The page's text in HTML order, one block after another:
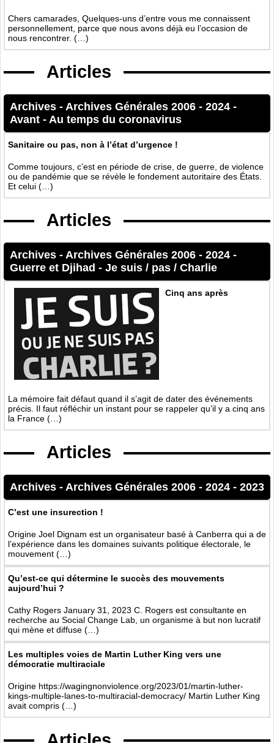
Chers camarades, Quelques-uns d’entre vous me connaissent
personnellement, parce que nous avons déjà eu l’occasion de
nous rencontrer. (…)
Articles
Archives - Archives Générales 2006 - 2024 -
Avant - Au temps du coronavirus
Sanitaire ou pas, non à l’état d’urgence !
Comme toujours, c’est en période de crise, de guerre, de violence
ou de pandémie que se révèle le fondement autoritaire des États.
Et celui (…)
Articles
Archives - Archives Générales 2006 - 2024 -
Guerre et Djihad - Je suis / pas / Charlie
Cinq ans après
La mémoire fait défaut quand il s’agit de dater des événements
précis. Il faut réfléchir un instant pour se rappeler qu’il y a cinq ans
la France (…)
Articles
Archives - Archives Générales 2006 - 2024 - 2023
C’est une insurection !
Origine Joel Dignam est un organisateur basé à Canberra qui a de
l’expérience dans les domaines suivants politique électorale, le
mouvement (…)
Qu’est-ce qui détermine le succès des mouvements
aujourd’hui ?
Cathy Rogers January 31, 2023 C. Rogers est consultante en
recherche au Social Change Lab, un organisme à but non lucratif
qui mène et diffuse (…)
Les multiples voies de Martin Luther King vers une
démocratie multiraciale
Origine https://wagingnonviolence.org/2023/01/martin-luther-
kings-multiple-lanes-to-multiracial-democracy/ Martin Luther King
avait compris (…)